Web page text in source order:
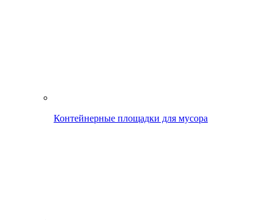
Контейнерные площадки для мусора